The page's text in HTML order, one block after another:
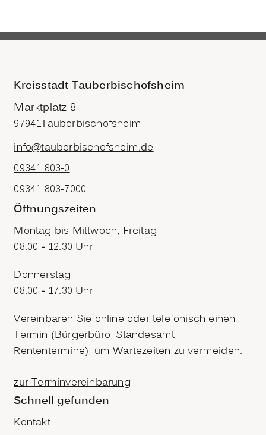
Kreisstadt Tauberbischofsheim
Marktplatz 8
97941Tauberbischofsheim
info@tauberbischofsheim.de
09341 803-0
09341 803-7000
Öffnungszeiten
Montag bis Mittwoch, Freitag
08.00 - 12.30 Uhr
Donnerstag
08.00 - 17.30 Uhr
Vereinbaren Sie online oder telefonisch einen
Termin (Bürgerbüro, Standesamt,
Rententermine), um Wartezeiten zu vermeiden.
zur Terminvereinbarung
Schnell gefunden
Kontakt